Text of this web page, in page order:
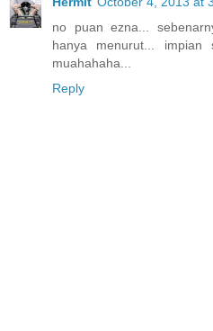
no puan ezna...
hanya menurut...
muahahaha...
Reply